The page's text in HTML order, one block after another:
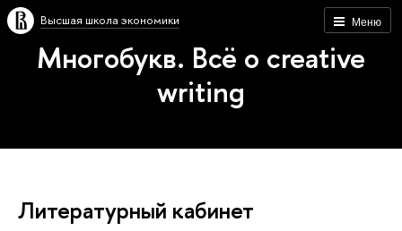
Меню
Высшая школа экономики
Многобукв. Всё о creative
writing
Литературный кабинет